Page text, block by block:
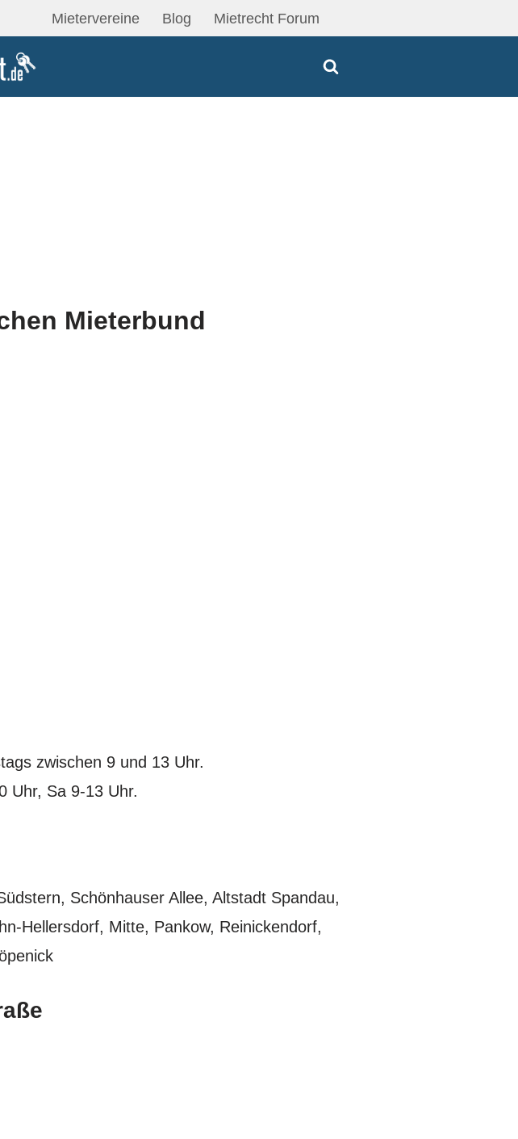
Mietervereine Blog Mietrecht Forum
Mieterbund
zwischen 9 und 13 Uhr.
Uhr, Sa 9-13 Uhr.
Schönhauser Allee, Altstadt Spandau,
Hellersdorf, Mitte, Pankow, Reinickendorf,